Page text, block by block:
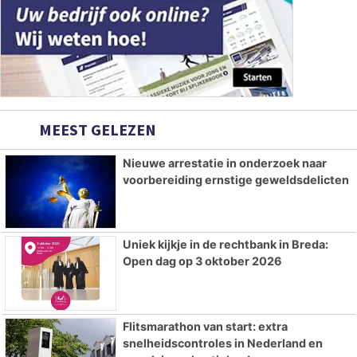
MEEST GELEZEN
Nieuwe arrestatie in onderzoek naar
voorbereiding ernstige geweldsdelicten
Uniek kijkje in de rechtbank in Breda:
Open dag op 3 oktober 2026
Flitsmarathon van start: extra
snelheidscontroles in Nederland en